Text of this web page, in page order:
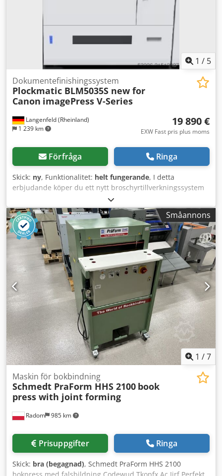
1 / 5
Langenfeld (Rheinland)
1 239 km
Dokumentefinishingssystem
Plockmatic BLM5035S new for
Canon imagePress V-Series
19 890 €
EXW Fast pris plus moms
Förfråga Ringa
Skick: ny, Funktionalitet: helt fungerande, I detta
erbjudande köper du ett nytt broschyrtillverkningssystem
"Plockmatic BLM5035S" Försäljningsobjekt: 1 x Plockmatic
BLM5035S för följande maskiner: Canon imagePRESS V900
Canon imagePRESS V1000 Crsdoyuubdopfx Ac Iof Canon
imagePRESS V1350 Skick: Det är en ny enhet i
originalförpackning Förpackning och frakt: Du är
välkommen att titta på enheten under våra öppettider.
Boka gärna en tid för besök! Sjöduglig paketering och
internationell frakt är möjliga på förfrågan! För mer
information är du självklart välkommen att kontakta oss
personligen.
Småannons
1 /7
Radom 985 km
Maskin för bokbindning
Schmedt PraForm HHS 2100 book
press with joint forming
Prisuppgifter Ringa
Skick: bra (begagnad), Schmedt PraForm HHS 2100